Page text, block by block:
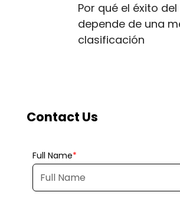
Por qué el éxito
depende de una
clasificación